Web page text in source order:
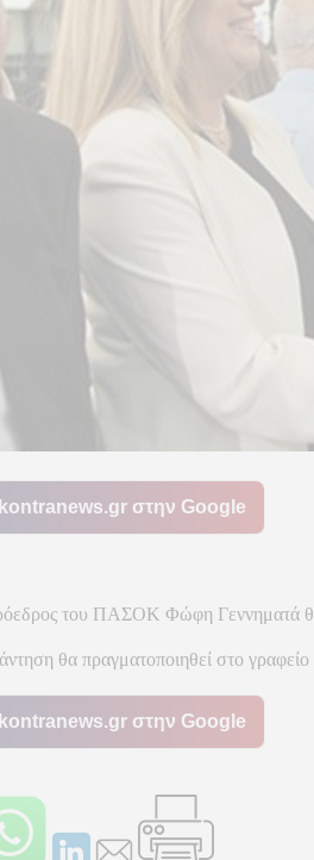
στην Google
του ΠΑΣΟΚ Φώφη Γεννηματά
θα πραγματοποιηθεί στο
στην Google